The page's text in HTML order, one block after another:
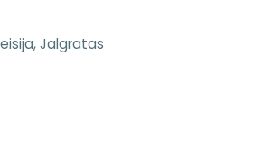
Jalgratas